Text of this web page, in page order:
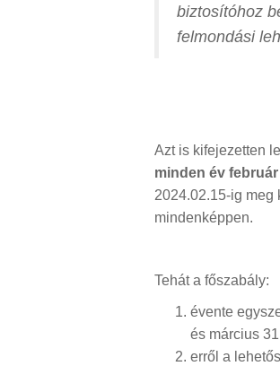
biztosítóhoz
felmondási
Azt is kifejezetten
minden év
2024.02.15-ig meg
mindenképpen.
Tehát a főszabály:
évente
és március
erről a